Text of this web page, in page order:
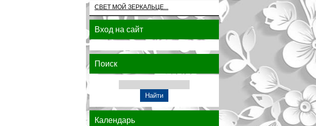
СВЕТ МОЙ ЗЕРКАЛЬЦЕ...
Вход на сайт
Поиск
Календарь